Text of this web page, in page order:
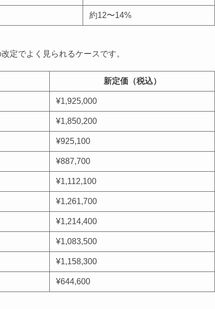
約12〜14%
定でよく見られるケースです。
新定価（税込）
¥1,925,000
¥1,850,200
¥925,100
¥887,700
¥1,112,100
¥1,261,700
¥1,214,400
¥1,083,500
¥1,158,300
¥644,600